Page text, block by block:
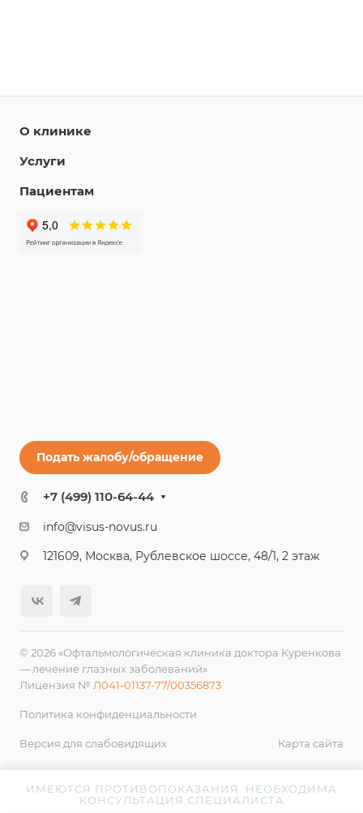
О клинике
Услуги
Пациентам
Подать жалобу/обращение
+7 (499) 110-64-44
info@visus-novus.ru
121609, Москва, Рублевское шоссе, 48/1, 2 этаж
© 2026 «Офтальмологическая клиника доктора Куренкова
— лечение глазных заболеваний»
Лицензия № Л041-01137-77/00356873
Политика конфиденциальности
Версия для слабовидящих Карта сайта
ИМЕЮТСЯ ПРОТИВОПОКАЗАНИЯ. НЕОБХОДИМА
КОНСУЛЬТАЦИЯ СПЕЦИАЛИСТА